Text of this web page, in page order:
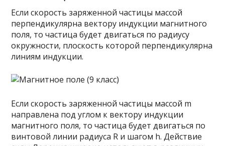
Если скорость заряженной частицы массой
перпендикулярна вектору индукции магнитного
поля, то частица будет двигаться по радиусу
окружности, плоскость которой перпендикулярна
линиям индукции.
Если скорость заряженной частицы массой m
направлена под углом к вектору индукции
магнитного поля, то частица будет двигаться по
винтовой линии радиуса R и шагом h. Действие